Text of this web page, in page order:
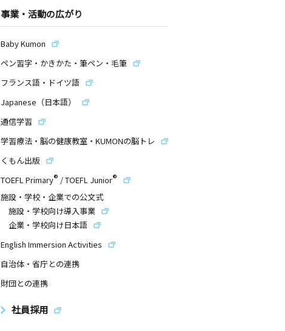
事業・活動の広がり
Baby Kumon
ペン習字・かきかた・筆ペン・毛筆
フランス語・ドイツ語
Japanese（日本語）
通信学習
学習療法・脳の健康教室・KUMONの脳トレ
くもん出版
TOEFL Primary® /TOEFL Junior®
施設・学校・企業での公文式
施設・学校向け導入事業
企業・学校向け日本語
English Immersion Activities
自治体・省庁との連携
財団との連携
社員採用